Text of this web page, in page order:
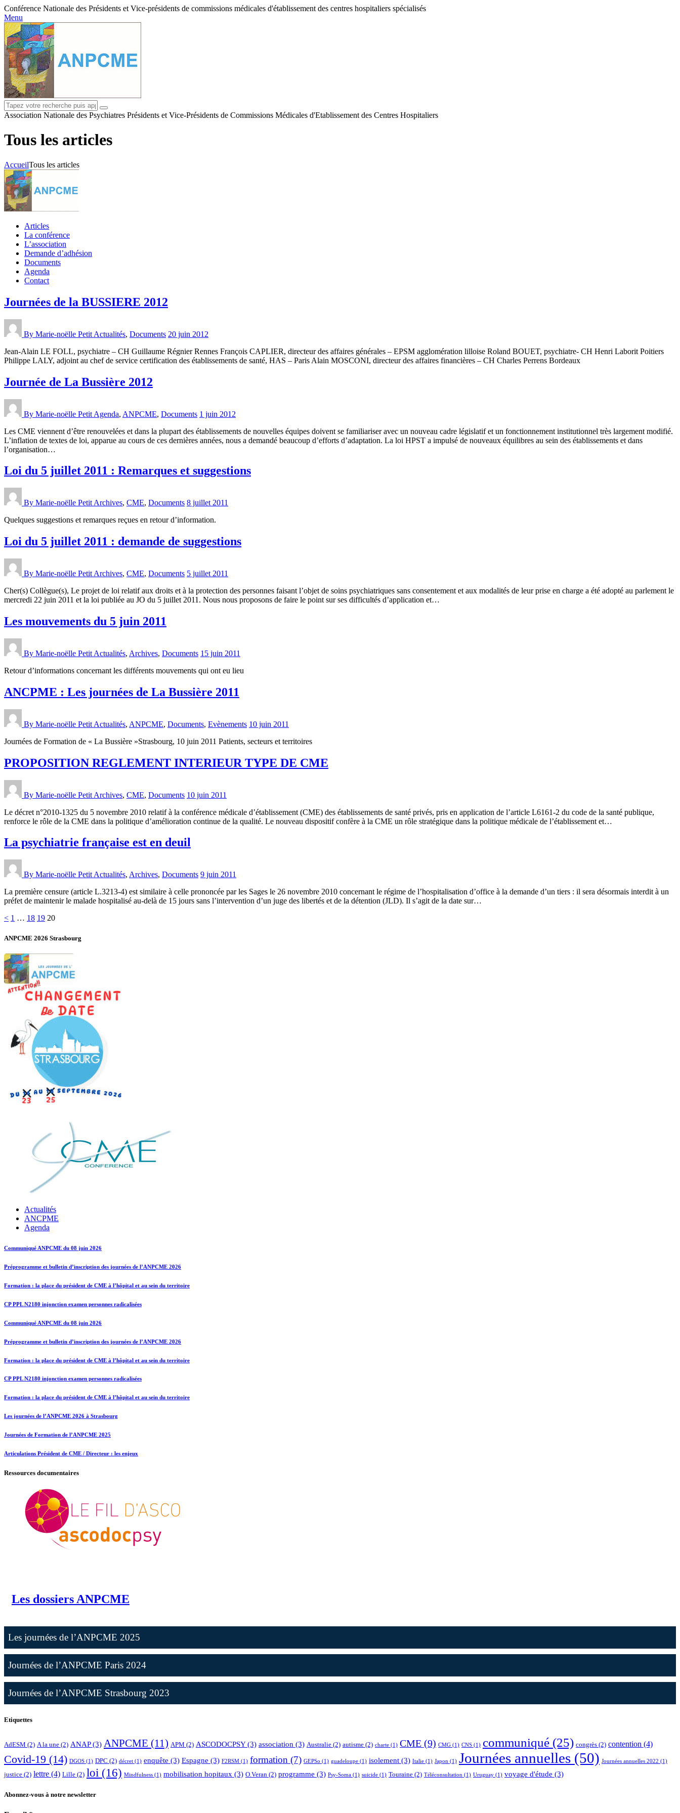
Conférence Nationale des Présidents et Vice-présidents de commissions médicales d'établissement des centres hospitaliers spécialisés
Menu
Association Nationale des Psychiatres Présidents et Vice-Présidents de Commissions Médicales d'Etablissement des Centres Hospitaliers
Tous les articles
AccueilTous les articles
Articles
La conférence
L’association
Demande d’adhésion
Documents
Agenda
Contact
Journées de la BUSSIERE 2012
By Marie-noëlle Petit Actualités, Documents 20 juin 2012
Jean-Alain LE FOLL, psychiatre – CH Guillaume Régnier Rennes François CAPLIER, directeur des affaires générales – EPSM agglomération lilloise Roland BOUET, psychiatre- CH Henri Laborit Poitiers
Philippe LALY, adjoint au chef de service certification des établissements de santé, HAS – Paris Alain MOSCONI, directeur des affaires financières – CH Charles Perrens Bordeaux
Journée de La Bussière 2012
By Marie-noëlle Petit Agenda, ANPCME, Documents 1 juin 2012
Les CME viennent d’être renouvelées et dans la plupart des établissements de nouvelles équipes doivent se familiariser avec un nouveau cadre législatif et un fonctionnement institutionnel très largement modifié.
L’inflation de textes de loi, apparue au cours de ces dernières années, nous a demandé beaucoup d’efforts d’adaptation. La loi HPST a impulsé de nouveaux équilibres au sein des établissements et dans
l’organisation…
Loi du 5 juillet 2011 : Remarques et suggestions
By Marie-noëlle Petit Archives, CME, Documents 8 juillet 2011
Quelques suggestions et remarques reçues en retour d’information.
Loi du 5 juillet 2011 : demande de suggestions
By Marie-noëlle Petit Archives, CME, Documents 5 juillet 2011
Cher(s) Collègue(s), Le projet de loi relatif aux droits et à la protection des personnes faisant l’objet de soins psychiatriques sans consentement et aux modalités de leur prise en charge a été adopté au parlement le
mercredi 22 juin 2011 et la loi publiée au JO du 5 juillet 2011. Nous nous proposons de faire le point sur ses difficultés d’application et…
Les mouvements du 5 juin 2011
By Marie-noëlle Petit Actualités, Archives, Documents 15 juin 2011
Retour d’informations concernant les différents mouvements qui ont eu lieu
ANCPME : Les journées de La Bussière 2011
By Marie-noëlle Petit Actualités, ANPCME, Documents, Evènements 10 juin 2011
Journées de Formation de « La Bussière »Strasbourg, 10 juin 2011 Patients, secteurs et territoires
PROPOSITION REGLEMENT INTERIEUR TYPE DE CME
By Marie-noëlle Petit Archives, CME, Documents 10 juin 2011
Le décret n°2010-1325 du 5 novembre 2010 relatif à la conférence médicale d’établissement (CME) des établissements de santé privés, pris en application de l’article L6161-2 du code de la santé publique,
renforce le rôle de la CME dans la politique d’amélioration continue de la qualité. Le nouveau dispositif confère à la CME un rôle stratégique dans la politique médicale de l’établissement et…
La psychiatrie française est en deuil
By Marie-noëlle Petit Actualités, Archives, Documents 9 juin 2011
La première censure (article L.3213-4) est similaire à celle prononcée par les Sages le 26 novembre 2010 concernant le régime de l’hospitalisation d’office à la demande d’un tiers : il sera désormais interdit à un
préfet de maintenir le malade hospitalisé au-delà de 15 jours sans l’intervention d’un juge des libertés et de la détention (JLD). Il s’agit de la date sur…
Pagination
des
< Page
1 … Page
18 Page
19 Page
20
ANPCME 2026 Strasbourg
Actualités
ANCPME
Agenda
Communiqué ANPCME du 08 juin 2026
Préprogramme et bulletin d’inscription des journées de l’ANPCME 2026
Formation : la place du président de CME à l’hôpital et au sein du territoire
CP PPL N2180 injonction examen personnes radicalisées
Communiqué ANPCME du 08 juin 2026
Préprogramme et bulletin d’inscription des journées de l’ANPCME 2026
Formation : la place du président de CME à l’hôpital et au sein du territoire
CP PPL N2180 injonction examen personnes radicalisées
Formation : la place du président de CME à l’hôpital et au sein du territoire
Les journées de l’ANPCME 2026 à Strasbourg
Journées de Formation de l’ANPCME 2025
Articulations Président de CME / Directeur : les enjeux
Ressources documentaires
Les dossiers ANPCME
Les journées de l’ANPCME 2025
Journées de l’ANPCME Paris 2024
Journées de l’ANPCME Strasbourg 2023
Etiquettes
AdESM (2) A la une (2) ANAP(3) ANPCME (11) APM (2) ASCODOCPSY(3) association (3) Australie (2) autisme (2) charte (1) CME (9) CMG (1) CNS (1) communiqué (25) congrès (2) contention (4)
Covid-19 (14) DGOS (1) DPC (2) décret (1) enquête (3) Espagne (3) F2RSM (1) formation (7) GEPSo (1) guadeloupe (1) isolement (3) Italie (1) Japon (1) Journées annuelles (50) Journées annuelles 2022 (1)
justice (2) lettre (4) Lille (2) loi (16) Mindfulness (1) mobilisation hopitaux (3) O.Veran (2) programme (3) Psy-Soma (1) suicide (1) Touraine (2) Téléconsultation (1) Uruguay (1) voyage d'étude (3)
Abonnez-vous à notre newsletter